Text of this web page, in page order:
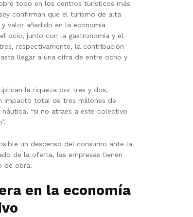
todo en los centros turísticos más
confirman que el turismo de alta
valor añadido en la economía
ocio, junto con la gastronomía y el
respectivamente, la contribución
llegar a una cifra de entre ocho y
la riqueza por tres y dos,
impacto total de tres millones de
“si no atraes a este colectivo
un descenso del consumo ante la
de la oferta, las empresas tienen
de obra.
en la economía